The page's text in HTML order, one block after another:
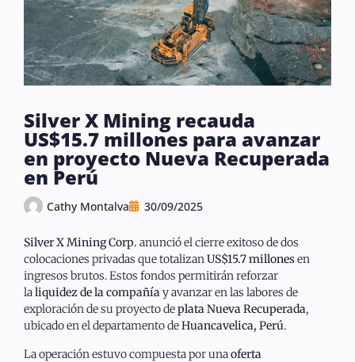
Silver X Mining recauda
US$15.7 millones para avanzar
en proyecto Nueva Recuperada
en Perú
Cathy Montalva 30/09/2025
Silver X Mining Corp. anunció el cierre exitoso de dos
colocaciones privadas que totalizanUS$15.7 millonesen
ingresos brutos. Estos fondos permitirán reforzar
laliquidez de la compañíay avanzar en las labores de
exploración de su proyecto deplata Nueva Recuperada,
ubicado en el departamento deHuancavelica, Perú.
La operación estuvo compuesta por unaoferta